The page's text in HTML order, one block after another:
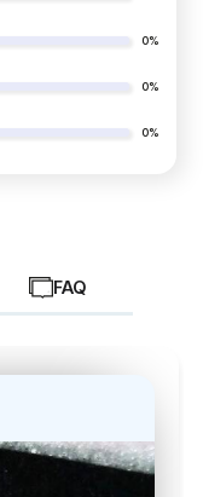
0%
0%
0%
FAQ